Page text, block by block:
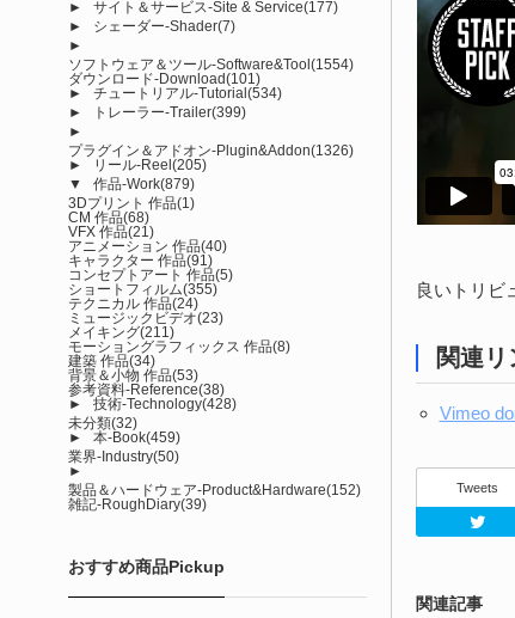
良いトリビ
関連リ
Vimeo
Tweets
関連記事
►
サイト＆サービス-Site & Service(177)
►
シェーダー-Shader(7)
►
ソフトウェア＆ツール-Software&Tool(1554)
ダウンロード-Download(101)
►
チュートリアル-Tutorial(534)
►
トレーラー-Trailer(399)
►
プラグイン＆アドオン-Plugin&Addon(1326)
►
リール-Reel(205)
▼
作品-Work(879)
3Dプリント 作品(1)
CM 作品(68)
VFX 作品(21)
アニメーション 作品(40)
キャラクター 作品(91)
コンセプトアート 作品(5)
ショートフィルム(355)
テクニカル 作品(24)
ミュージックビデオ(23)
メイキング(211)
モーショングラフィックス 作品(8)
建築 作品(34)
背景＆小物 作品(53)
参考資料-Reference(38)
►
技術-Technology(428)
未分類(32)
►
本-Book(459)
業界-Industry(50)
►
製品＆ハードウェア-Product&Hardware(152)
雑記-RoughDiary(39)
おすすめ商品Pickup